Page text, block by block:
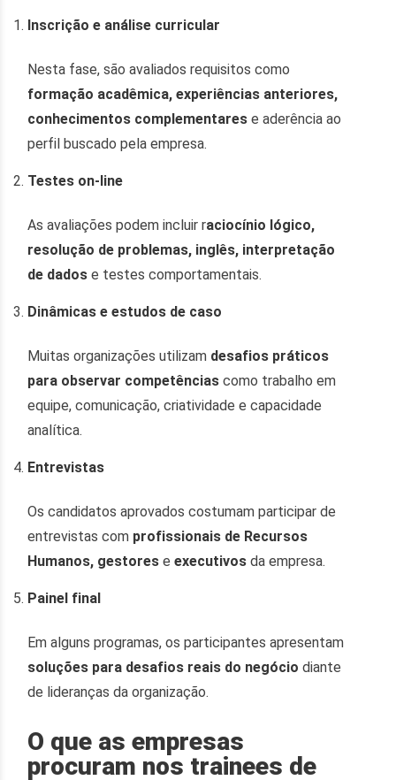
Inscrição e análise curricular
Nesta fase, são avaliados requisitos como
formação acadêmica, experiências anteriores,
conhecimentos complementares e aderência ao
perfil buscado pela empresa.
Testes on-line
As avaliações podem incluir raciocínio lógico,
resolução de problemas, inglês, interpretação
de dados e testes comportamentais.
Dinâmicas e estudos de caso
Muitas organizações utilizam desafios práticos
para observar competências como trabalho em
equipe, comunicação, criatividade e capacidade
analítica.
Entrevistas
Os candidatos aprovados costumam participar de
entrevistas com profissionais de Recursos
Humanos, gestoreseexecutivos da empresa.
Painel final
Em alguns programas, os participantes apresentam
soluções para desafios reais do negócio diante
de lideranças da organização.
O que as empresas
procuram nos trainees de